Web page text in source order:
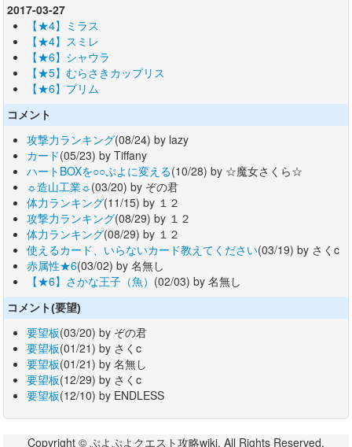
2017-03-27
【★4】ミラス
【★4】スミレ
【★6】シャウラ
【★5】むらさきカップリス
【★6】プリム
コメント
攻撃力ランキング(08/24) by lazy
カード(05/23) by Tiffany
ハートBOXを○○ぷよに変える(10/28) by ☆魔女さくら☆
☼造山工業☼(03/20) by ぞの君
体力ランキング(11/15) by １２
攻撃力ランキング(08/29) by １２
体力ランキング(08/29) by １２
使えるカード、いらないカード教えてください(03/19) by さくc
赤属性★6(03/02) by 名無し
【★6】さかな王子（魚） (02/03) by 名無し
コメント(要望)
要望板(03/20) by ぞの君
要望板(01/21) by さくc
要望板(01/21) by 名無し
要望板(12/29) by さくc
要望板(12/10) by ENDLESS
Copyright © ぷよぷよクエスト攻略wiki. All Rights Reserved.